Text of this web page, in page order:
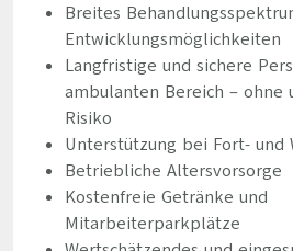
Breites
Entwicklungsmöglichkeiten
Langfristige und sichere
ambulanten Bereich – ohne
Risiko
Unterstützung bei Fort- und
Betriebliche Altersvorsorge
Kostenfreie Getränke und
Mitarbeiterparkplätze